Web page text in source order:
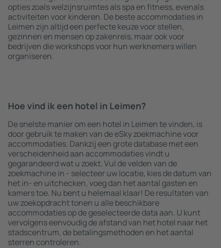
opties zoals welzijnsruimtes als spa en fitness, evenals
activiteiten voor kinderen. De beste accommodaties in
Leimen zijn altijd een perfecte keuze voor stellen,
gezinnen en mensen op zakenreis, maar ook voor
bedrijven die workshops voor hun werknemers willen
organiseren.
Hoe vind ik een hotel in Leimen?
De snelste manier om een hotel in Leimen te vinden, is
door gebruik te maken van de eSky zoekmachine voor
accommodaties. Dankzij een grote database met een
verscheidenheid aan accommodaties vindt u
gegarandeerd wat u zoekt. Vul de velden van de
zoekmachine in - selecteer uw locatie, kies de datum van
het in- en uitchecken, voeg dan het aantal gasten en
kamers toe. Nu bent u helemaal klaar! De resultaten van
uw zoekopdracht tonen u alle beschikbare
accommodaties op de geselecteerde data aan. U kunt
vervolgens eenvoudig de afstand van het hotel naar het
stadscentrum, de betalingsmethoden en het aantal
sterren controleren.